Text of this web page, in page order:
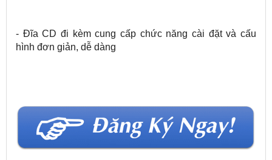
- Đĩa CD đi kèm cung cấp chức năng cài đặt và cấu
hình đơn giản, dễ dàng